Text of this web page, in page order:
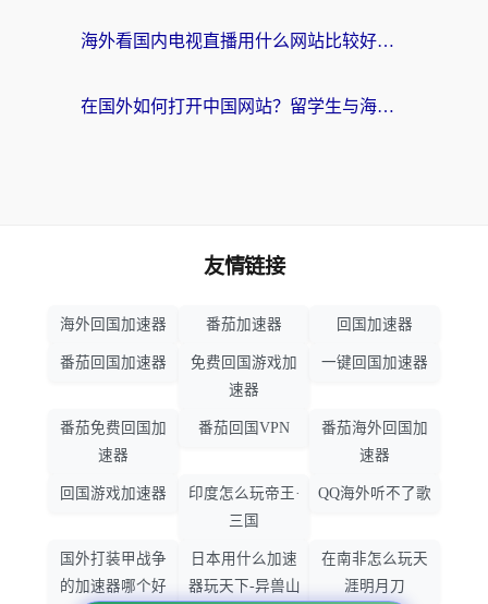
海外看国内电视直播用什么网站比较好？一篇解决你所有追剧难题的实用指南
在国外如何打开中国网站？留学生与海外华人的无缝访问指南
友情链接
海外回国加速器 番茄加速器 回国加速器
番茄回国加速器
免费回国游戏加
速器
一键回国加速器
番茄免费回国加
速器
番茄回国VPN
番茄海外回国加
速器
回国游戏加速器
印度怎么玩帝王·
三国
QQ海外听不了歌
国外打装甲战争
的加速器哪个好
日本用什么加速
器玩天下-异兽山
在南非怎么玩天
涯明月刀